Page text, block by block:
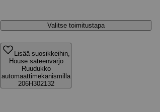
Valitse toimitustapa
Lisää suosikkeihin,
House sateenvarjo
Ruudukko
automaattimekanismilla
206H302132